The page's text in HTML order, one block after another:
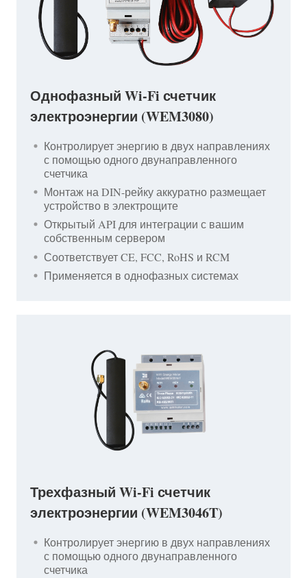
Однофазный Wi-Fi счетчик
электроэнергии (WEM3080)
Контролирует энергию в двух направлениях
с помощью одного двунаправленного
счетчика
Монтаж на DIN-рейку аккуратно размещает
устройство в электрощите
Открытый API для интеграции с вашим
собственным сервером
Соответствует CE, FCC, RoHS и RCM
Применяется в однофазных системах
Трехфазный Wi-Fi счетчик
электроэнергии (WEM3046T)
Контролирует энергию в двух направлениях
с помощью одного двунаправленного
счетчика